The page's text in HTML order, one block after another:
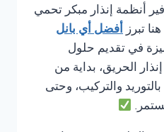
أنظمة إنذار مبكر تحمي
تبرز أفضل أي بانل
في تقديم حلول
الحريق، بداية من
والتركيب، وحتى